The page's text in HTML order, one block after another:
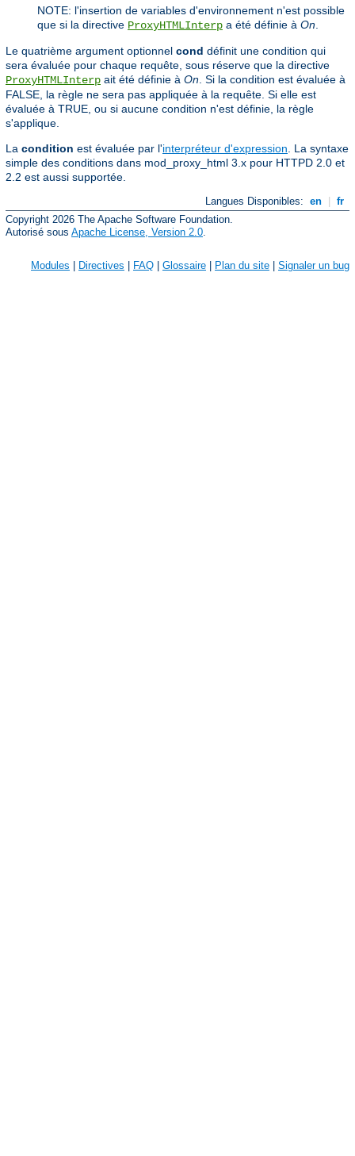
NOTE: l'insertion de variables d'environnement n'est possible
que si la directive ProxyHTMLInterp a été définie à On.
Le quatrième argument optionnel cond définit une condition qui
sera évaluée pour chaque requête, sous réserve que la directive
ProxyHTMLInterp ait été définie à On. Si la condition est évaluée à
FALSE, la règle ne sera pas appliquée à la requête. Si elle est
évaluée à TRUE, ou si aucune condition n'est définie, la règle
s'applique.
La condition est évaluée par l'interpréteur d'expression. La syntaxe
simple des conditions dans mod_proxy_html 3.x pour HTTPD 2.0 et
2.2 est aussi supportée.
Langues Disponibles: en
fr
Copyright 2026 The Apache Software Foundation.
Autorisé sous Apache License, Version 2.0
Modules Directives FAQ Glossaire Plan du site Signaler un bug